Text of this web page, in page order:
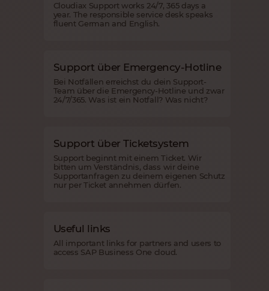
Cloudiax Support works 24/7, 365 days a
year. The responsible service desk speaks
fluent German and English.
Support über Emergency-Hotline
Bei Notfällen erreichst du dein Support-
Team über die Emergency-Hotline und zwar
24/7/365. Was ist ein Notfall? Was nicht?
Support über Ticketsystem
Support beginnt mit einem Ticket. Wir
bitten um Verständnis, dass wir deine
Supportanfragen zu deinem eigenen Schutz
nur per Ticket annehmen dürfen.
Useful links
All important links for partners and users to
access SAP Business One cloud.